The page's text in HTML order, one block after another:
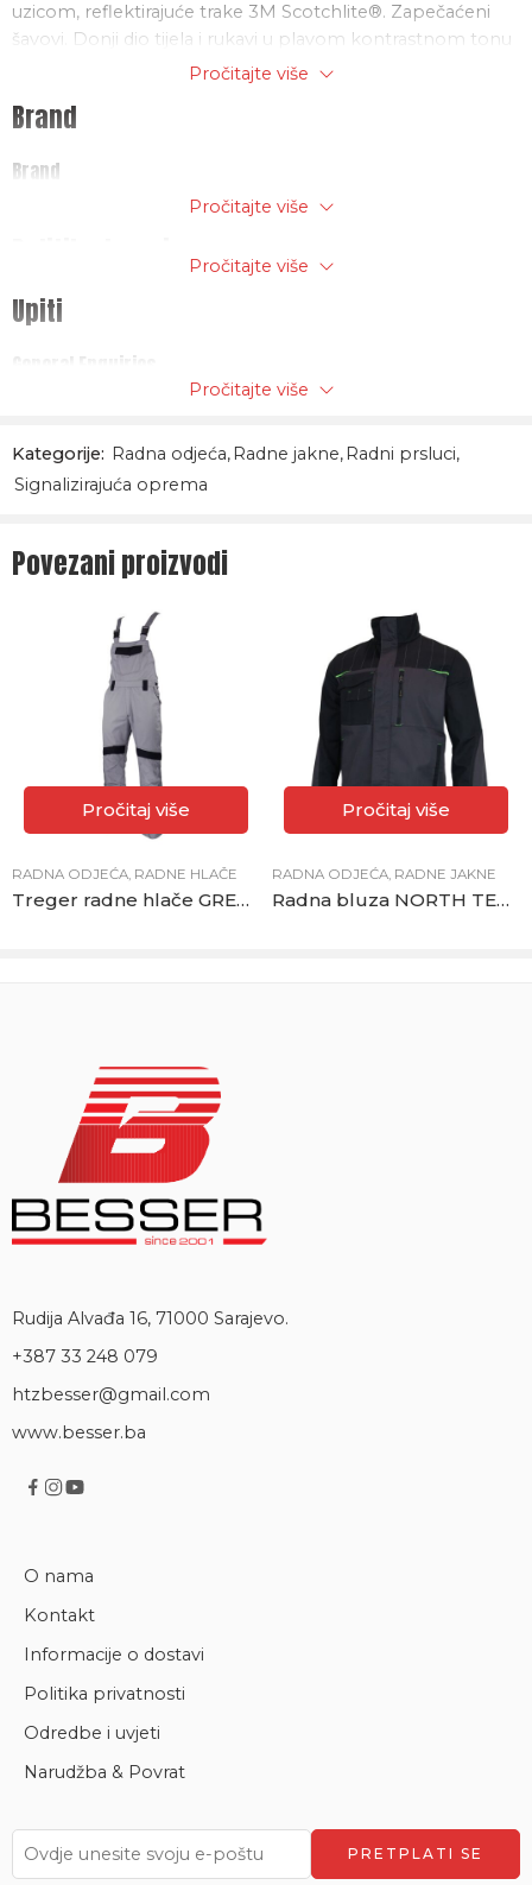
uzicom, reflektirajuće trake 3M Scotchlite®. Zapečaćeni
šavovi. Donji dio tijela i rukavi u plavom kontrastnom tonu
kako bi se smanjila izloženost prljavštini.
Sastav: – glavna tkanina (žuta fluo / narančasta fluo):
presvučen teflonskom obradom – umetnuta tkanina
(plava tamnoplava): vodootporan i prozračan 210D najlon
– podstava tijela: 100% mrežasti poliester; podstava rukava:
taft poliester
Unutarnja jakna: kopča s gumbima, dva vanjska džepa, 3M
Scotchlite® reflektirajuće trake. Odvojivi prošiveni i
Pročitajte više
Brand
Brand
Pročitajte više
Politika trgovinePročitajte više
Upiti
General Enquiries
There are no enquiries yet.Pročitajte više
Kategorije: Radna odjeća, Radne jakne, Radni prsluci,
Signalizirajuća oprema
Povezani proizvodi
Pročitaj više
RADNA ODJEĆA, RADNE HLAČE
Treger radne hlače GREENLAND sivo-crne
Pročitaj više
RADNA ODJEĆA, RADNE JAKNE
Radna bluza NORTH TECH tamno siva
Rudija Alvađa 16, 71000 Sarajevo.
+387 33 248 079
htzbesser@gmail.com
www.besser.ba
O nama
Kontakt
Informacije o dostavi
Politika privatnosti
Odredbe i uvjeti
Narudžba & Povrat